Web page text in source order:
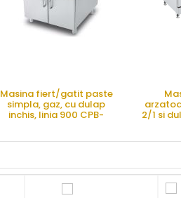
Masina fiert/gatit paste
simpla, gaz, cu dulap
inchis, linia 900 CPB-
CERE OFERTA
2/1 si